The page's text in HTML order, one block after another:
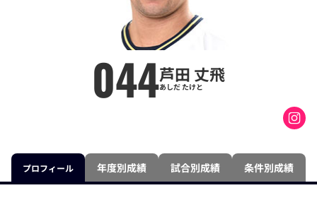
044芦田 丈飛
あしだ たけと
プロフィール 年度別成績 試合別成績 条件別成績